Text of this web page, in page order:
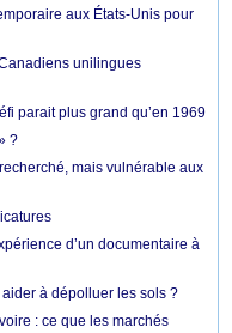
aux États-Unis pour
unilingues
parait plus grand qu’en 1969
?
mais vulnérable aux
d’un documentaire à
à dépolluer les sols ?
: ce que les marchés